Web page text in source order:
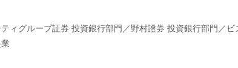
ィグループ証券 投資銀行部門／野村證券 投資銀行部門／ビ